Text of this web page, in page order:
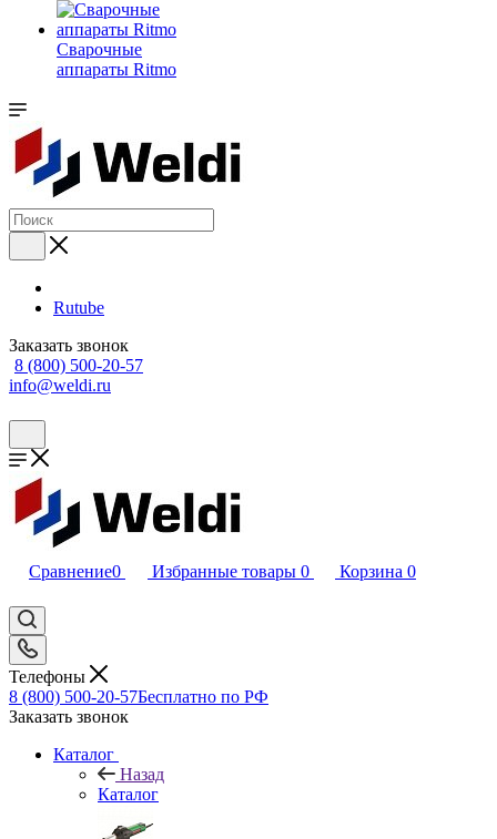
Сварочные
аппараты Ritmo
Rutube
Заказать звонок
8 (800) 500-20-57
info@weldi.ru
Сравнение0 Избранные товары 0 Корзина 0
Телефоны
8 (800) 500-20-57Бесплатно по РФ
Заказать звонок
Каталог
Назад
Каталог